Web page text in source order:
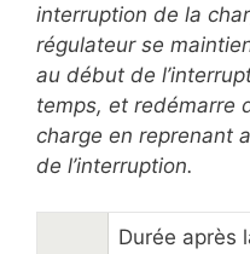
interruption de la
régulateur se
au début de
temps, et redémarre
charge en reprenant
de l’interruption.
Durée après